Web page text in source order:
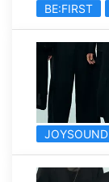
BE:FIRST
JOYSOUND